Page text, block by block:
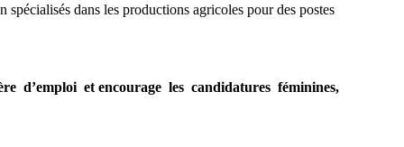
dans les productions agricoles pour des postes
d’emploi et encourage les candidatures féminines,